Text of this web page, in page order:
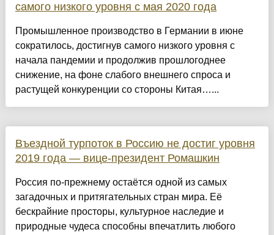
самого низкого уровня с мая 2020 года
Промышленное производство в Германии в июне
сократилось, достигнув самого низкого уровня с
начала пандемии и продолжив прошлогоднее
снижение, на фоне слабого внешнего спроса и
растущей конкуренции со стороны Китая…...
Въездной турпоток в Россию не достиг уровня
2019 года — вице-президент Ромашкин
Россия по-прежнему остаётся одной из самых
загадочных и притягательных стран мира. Её
бескрайние просторы, культурное наследие и
природные чудеса способны впечатлить любого